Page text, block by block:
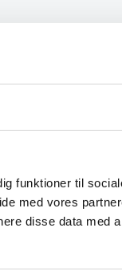
funktioner til
med vores
disse data med